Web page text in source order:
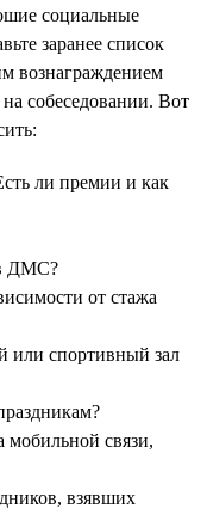
социальные
заранее список
вознаграждением
на собеседовании. Вот
ли премии и как
в ДМС?
от стажа
или спортивный зал
мобильной связи,
взявших